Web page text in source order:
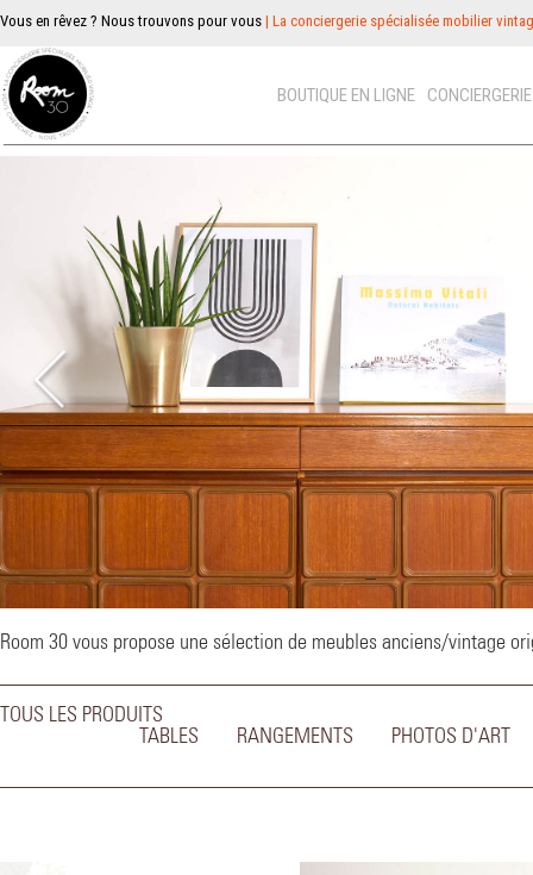
Vous en rêvez ? Nous trouvons pour vous | La conciergerie spécialisée mobilier
BOUTIQUE EN LIGNE
–
Room 30 vous propose une sélection de meubles anciens/vintage
TOUS LES PRODUITS
PHOTOS D'ART
RANGEMENTS
TABLES